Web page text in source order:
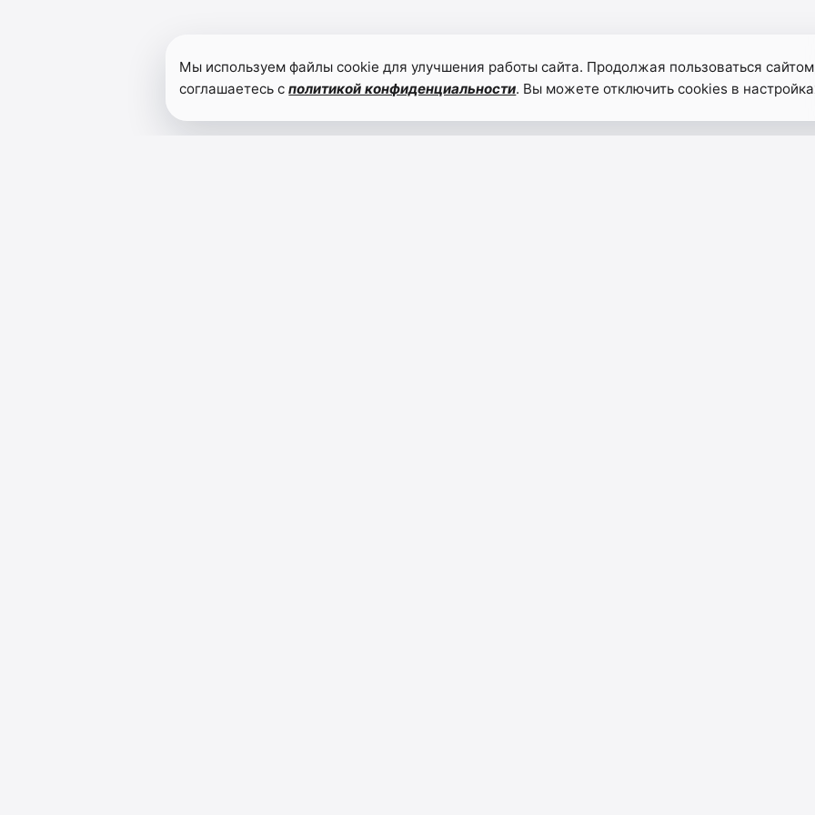
Мы используем файлы cookie для улучшения работы сайта. Продолжая пользоваться
соглашаетесь сполитикой конфиденциальности. Вы можете отключить cookies в